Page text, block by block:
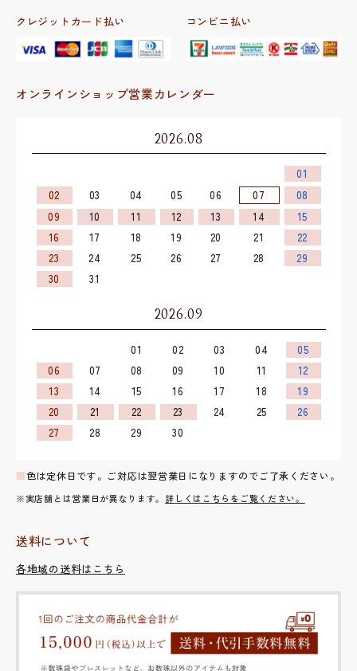
クレジットカード払い コンビニ払い
オンラインショップ営業カレンダー
2026.08
01
02
03 04 05 06 07
08
09
10 11 12 13 14
15
16
17 18 19 20 21
22
23
24 25 26 27 28
29
30
31
2026.09
01 02 03 04
05
06
07 08 09 10 11
12
13
14 15 16 17 18
19
20
21 22 23 24 25
26
27
28 29 30
■色は定休日です。ご対応は翌営業日になりますのでご了承ください。
※実店舗とは営業日が異なります。 詳しくはこちらをご覧ください。
送料について
各地域の送料はこちら